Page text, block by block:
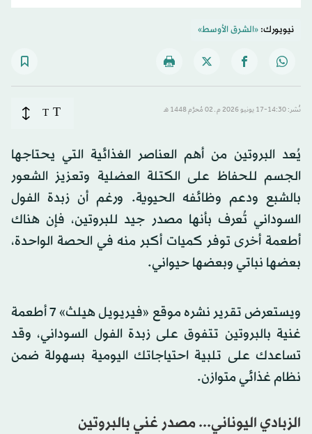
نيويورك:«الشرق الأوسط»
نُشر: 14:30-17 يونيو 2026 م ـ 02 مُحرَّم 1448 هـ T
T
يُعد البروتين من أهم العناصر الغذائية التي يحتاجها
الجسم للحفاظ على الكتلة العضلية وتعزيز الشعور
بالشبع ودعم وظائفه الحيوية. ورغم أن زبدة الفول
السوداني تُعرف بأنها مصدر جيد للبروتين، فإن هناك
أطعمة أخرى توفر كميات أكبر منه في الحصة الواحدة،
بعضها نباتي وبعضها حيواني.
ويستعرض تقرير نشره موقع «فيريويل هيلث» 7 أطعمة
غنية بالبروتين تتفوق على زبدة الفول السوداني، وقد
تساعدك على تلبية احتياجاتك اليومية بسهولة ضمن
نظام غذائي متوازن.
الزبادي اليوناني... مصدر غني بالبروتين